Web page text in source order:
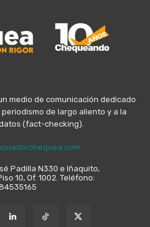
un medio de comunicación dedicado
de largo aliento y a la
(fact-checking).
Padilla N330 e Iñaquito,
10, Of. 1002. Teléfono: